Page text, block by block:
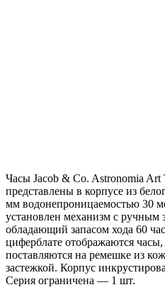
Часы Jacob & Co. Astronomia Art
представлены в корпусе из
мм водонепроницаемостью 30
установлен механизм с ручным
обладающий запасом хода 60
циферблате отображаются
поставляются на ремешке из
застежкой. Корпус
Серия ограничена — 1 шт.